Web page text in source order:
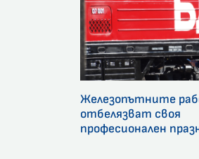
Железопътните
отбелязват своя
професионален